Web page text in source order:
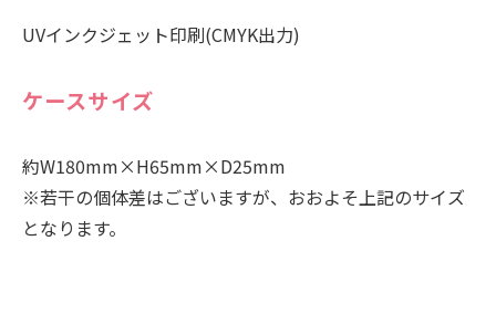
UVインクジェット印刷(CMYK出力)
ケースサイズ
約W180mm×H65mm×D25mm
※若干の個体差はございますが、おおよそ上記のサイズ
となります。